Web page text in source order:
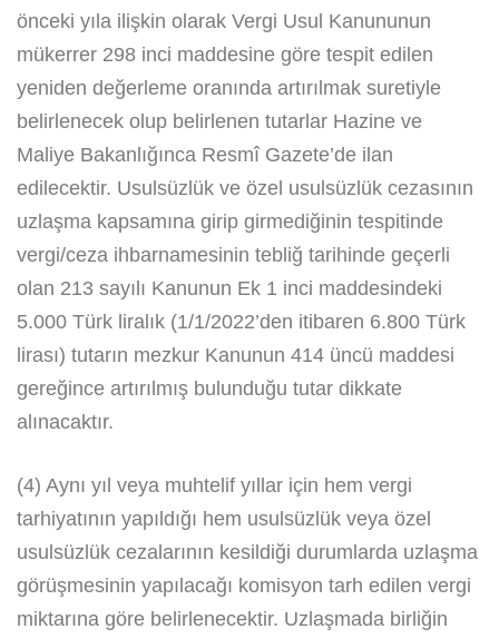
önceki yıla ilişkin olarak Vergi Usul Kanununun
mükerrer 298 inci maddesine göre tespit edilen
yeniden değerleme oranında artırılmak suretiyle
belirlenecek olup belirlenen tutarlar Hazine ve
Maliye Bakanlığınca Resmî Gazete’de ilan
edilecektir. Usulsüzlük ve özel usulsüzlük cezasının
uzlaşma kapsamına girip girmediğinin tespitinde
vergi/ceza ihbarnamesinin tebliğ tarihinde geçerli
olan 213 sayılı Kanunun Ek 1 inci maddesindeki
5.000 Türk liralık (1/1/2022’den itibaren 6.800 Türk
lirası) tutarın mezkur Kanunun 414 üncü maddesi
gereğince artırılmış bulunduğu tutar dikkate
alınacaktır.
(4) Aynı yıl veya muhtelif yıllar için hem vergi
tarhiyatının yapıldığı hem usulsüzlük veya özel
usulsüzlük cezalarının kesildiği durumlarda uzlaşma
görüşmesinin yapılacağı komisyon tarh edilen vergi
miktarına göre belirlenecektir. Uzlaşmada birliğin